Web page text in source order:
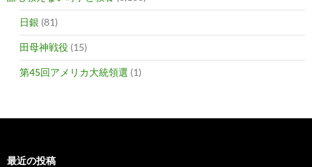
日銀 (81)
田母神戦役 (15)
第45回アメリカ大統領選 (1)
最近の投稿